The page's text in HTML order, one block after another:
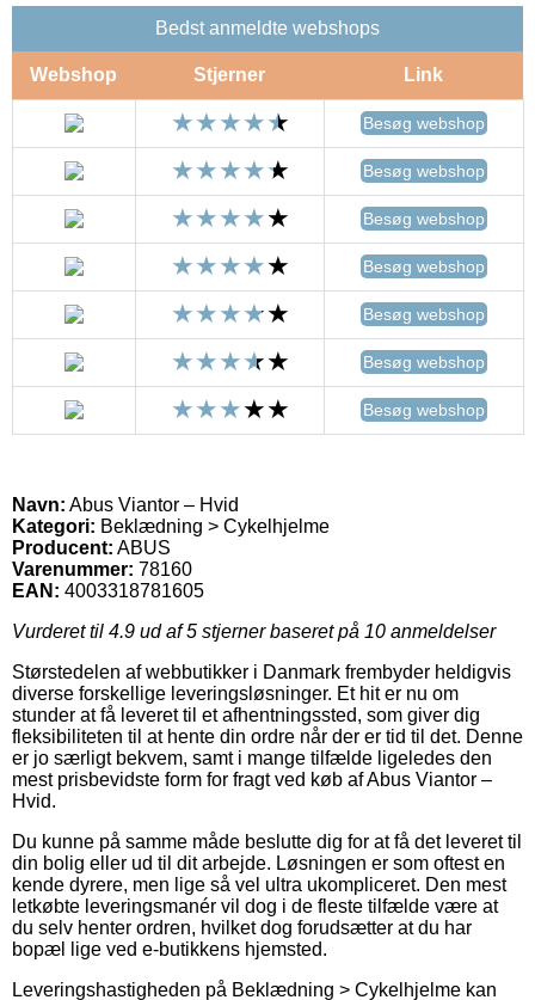
Bedst anmeldte webshops
Webshop Stjerner Link
Besøg webshop
Besøg webshop
Besøg webshop
Besøg webshop
Besøg webshop
Besøg webshop
Besøg webshop
Navn: Abus Viantor – Hvid
Kategori: Beklædning > Cykelhjelme
Producent: ABUS
Varenummer: 78160
EAN: 4003318781605
Vurderet til 4.9 ud af 5 stjerner baseret på 10 anmeldelser
Størstedelen af webbutikker i Danmark frembyder heldigvis
diverse forskellige leveringsløsninger. Et hit er nu om
stunder at få leveret til et afhentningssted, som giver dig
fleksibiliteten til at hente din ordre når der er tid til det. Denne
er jo særligt bekvem, samt i mange tilfælde ligeledes den
mest prisbevidste form for fragt ved køb af Abus Viantor –
Hvid.
Du kunne på samme måde beslutte dig for at få det leveret til
din bolig eller ud til dit arbejde. Løsningen er som oftest en
kende dyrere, men lige så vel ultra ukompliceret. Den mest
letkøbte leveringsmanér vil dog i de fleste tilfælde være at
du selv henter ordren, hvilket dog forudsætter at du har
bopæl lige ved e-butikkens hjemsted.
Leveringshastigheden på Beklædning > Cykelhjelme kan